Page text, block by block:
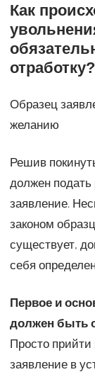
Как
отработку?
Образец
желанию
Решив
должен
заявление.
законом
существует,
себя
Первое и
должен быть
Просто прийти
заявление в